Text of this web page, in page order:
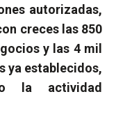
autorizadas,
creces las 850
y las 4 mil
ya establecidos,
la actividad